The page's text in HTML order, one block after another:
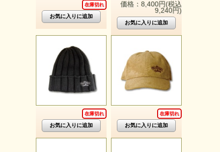
在庫切れ
価格：8,400円(税込
9,240円)
在庫切れ 在庫切れ